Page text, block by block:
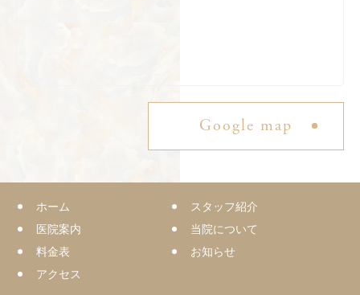
Google map
ホーム
スタッフ紹介
医院案内
当院について
料金表
お知らせ
アクセス